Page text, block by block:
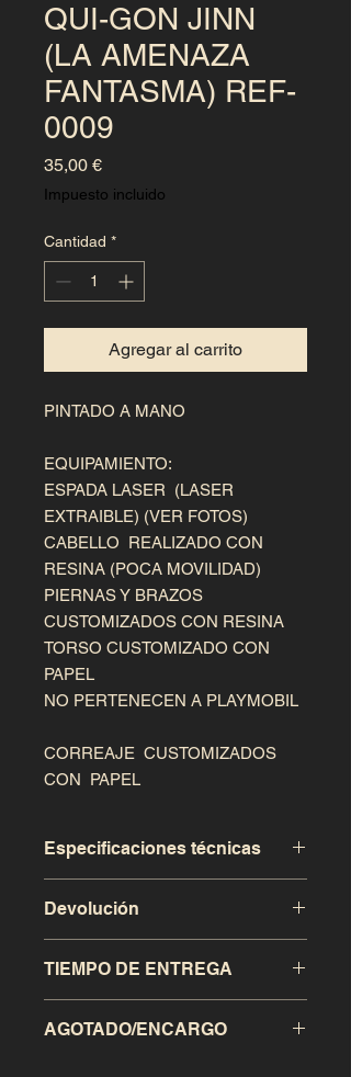
QUI-GON JINN
(LA AMENAZA
FANTASMA) REF-
0009
35,00 €Precio
Impuesto incluido
Cantidad *
Agregar al carrito
PINTADO A MANO
EQUIPAMIENTO:
ESPADA LASER  (LASER
EXTRAIBLE) (VER FOTOS)
CABELLO  REALIZADO CON
RESINA (POCA MOVILIDAD)
PIERNAS Y BRAZOS
CUSTOMIZADOS CON RESINA
TORSO CUSTOMIZADO CON
PAPEL
NO PERTENECEN A PLAYMOBIL
CORREAJE  CUSTOMIZADOS
CON  PAPEL
Especificaciones técnicas
Este producto a sido realizado de
modo artesanal, exclusivo para
coleccionistas.
Devolución
Se admitira la devolución de la
compra en el transcurso de los 15
dias desde la recepción de dicho
TIEMPO DE ENTREGA
El envio a penisula tardara entre 1
AGOTADO/ENCARGO